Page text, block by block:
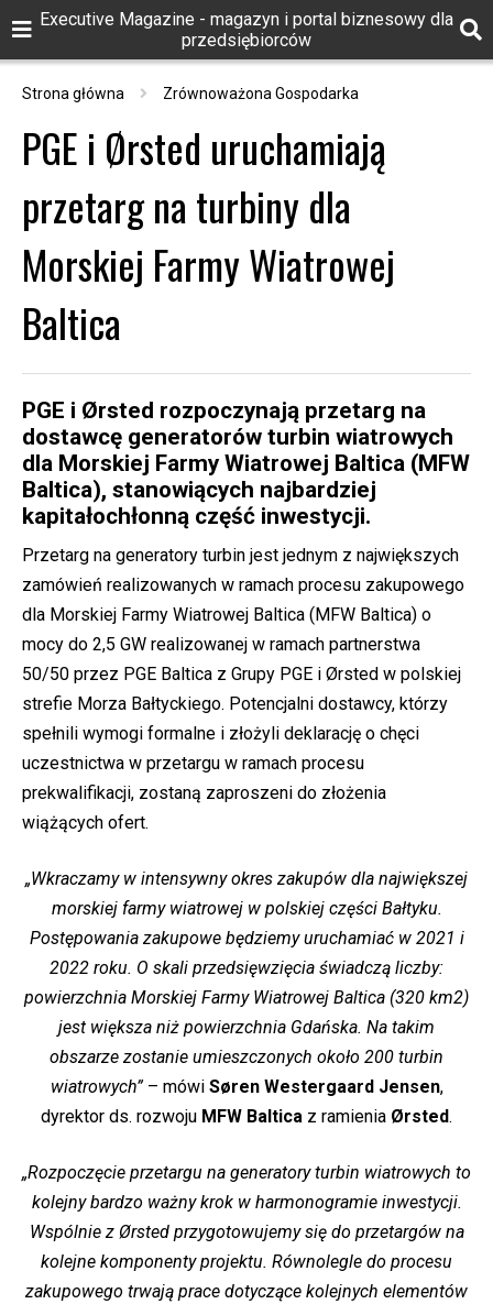
Executive Magazine - magazyn i portal biznesowy dla
przedsiębiorców
Strona główna Zrównoważona Gospodarka
PGE i Ørsted uruchamiają
przetarg na turbiny dla
Morskiej Farmy Wiatrowej
Baltica
PGE i Ørsted rozpoczynają przetarg na
dostawcę generatorów turbin wiatrowych
dla Morskiej Farmy Wiatrowej Baltica (MFW
Baltica), stanowiących najbardziej
kapitałochłonną część inwestycji.
Przetarg na generatory turbin jest jednym z największych
zamówień realizowanych w ramach procesu zakupowego
dla Morskiej Farmy Wiatrowej Baltica (MFW Baltica) o
mocy do 2,5 GW realizowanej w ramach partnerstwa
50/50 przez PGE Baltica z Grupy PGE i Ørsted w polskiej
strefie Morza Bałtyckiego. Potencjalni dostawcy, którzy
spełnili wymogi formalne i złożyli deklarację o chęci
uczestnictwa w przetargu w ramach procesu
prekwalifikacji, zostaną zaproszeni do złożenia
wiążących ofert.
„Wkraczamy w intensywny okres zakupów dla największej
morskiej farmy wiatrowej w polskiej części Bałtyku.
Postępowania zakupowe będziemy uruchamiać w 2021 i
2022 roku. O skali przedsięwzięcia świadczą liczby:
powierzchnia Morskiej Farmy Wiatrowej Baltica (320 km2)
jest większa niż powierzchnia Gdańska. Na takim
obszarze zostanie umieszczonych około 200 turbin
wiatrowych”– mówi Søren Westergaard Jensen,
dyrektor ds. rozwoju MFW Baltica z ramienia Ørsted.
„Rozpoczęcie przetargu na generatory turbin wiatrowych to
kolejny bardzo ważny krok w harmonogramie inwestycji.
Wspólnie z Ørsted przygotowujemy się do przetargów na
kolejne komponenty projektu. Równolegle do procesu
zakupowego trwają prace dotyczące kolejnych elementów